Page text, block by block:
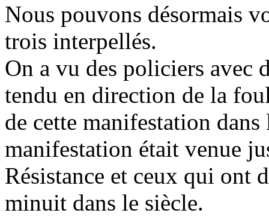
Nous pouvons désormais
trois interpellés.
On a vu des policiers avec
tendu en direction de la
de cette manifestation
manifestation était venue
Résistance et ceux qui ont
minuit dans le siècle.